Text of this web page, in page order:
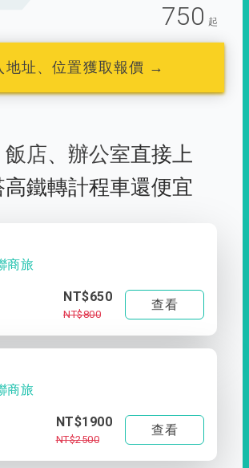
750 起
地址、位置獲取報價 →
飯店、 辦公室直接上
高鐵轉計程車還便宜
商旅
NT$650
NT$800
查看
商旅
NT$1900
NT$2500
查看